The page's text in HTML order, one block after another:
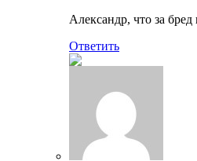
Александр, что за бред
Ответить